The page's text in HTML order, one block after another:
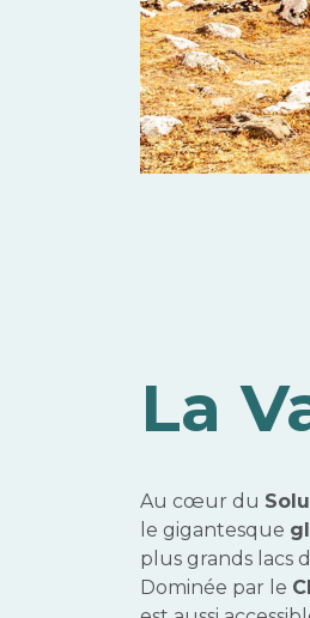
La
Au cœur du
le gigantesque
plus grands lacs
Dominée par le